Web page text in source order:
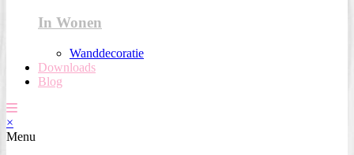
In Wonen
Wanddecoratie
Downloads
Blog
×
Menu